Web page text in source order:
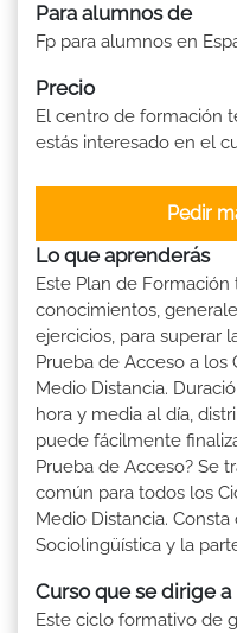
Para alumnos de
Fp para alumnos en
Precio
El centro de formación
estás interesado en el
Pedir
Lo que aprenderás
Este Plan de
conocimientos,
ejercicios, para superar
Prueba de Acceso a los
Medio Distancia.
hora y media al día,
puede fácilmente
Prueba de Acceso? Se
común para todos los
Medio Distancia.
Sociolingüística y la
Curso que se dirige a
Este ciclo formativo de